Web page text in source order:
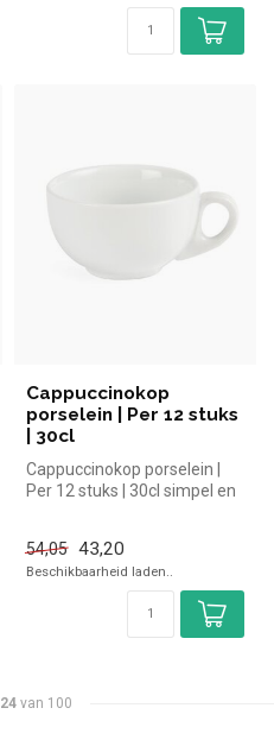
Cappuccinokop
porselein | Per 12 stuks
| 30cl
Cappuccinokop porselein |
Per 12 stuks | 30cl simpel en
54,05 43,20
Beschikbaarheid laden..
24van 100